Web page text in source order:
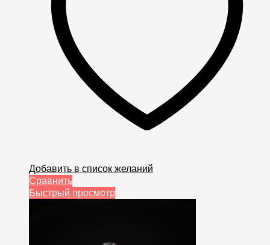
Добавить в список желаний
Сравнить
Быстрый просмотр